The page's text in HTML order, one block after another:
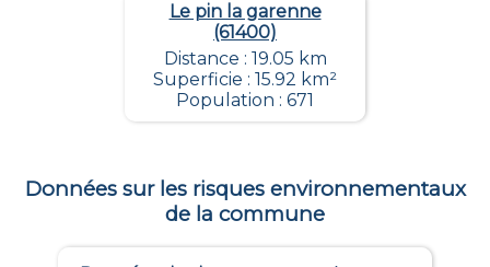
Le pin la garenne
(61400)
Distance : 19.05 km
Superficie : 15.92 km²
Population : 671
Données sur les risques environnementaux
de la commune